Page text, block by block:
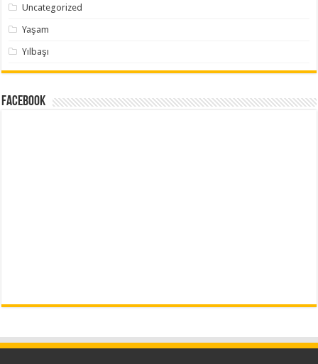
Uncategorized
Yaşam
Yılbaşı
Facebook